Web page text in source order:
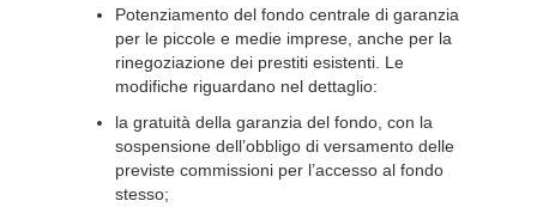
Potenziamento del fondo centrale di garanzia
per le piccole e medie imprese, anche per la
rinegoziazione dei prestiti esistenti. Le
modifiche riguardano nel dettaglio:
la gratuità della garanzia del fondo, con la
sospensione dell’obbligo di versamento delle
previste commissioni per l’accesso al fondo
stesso;